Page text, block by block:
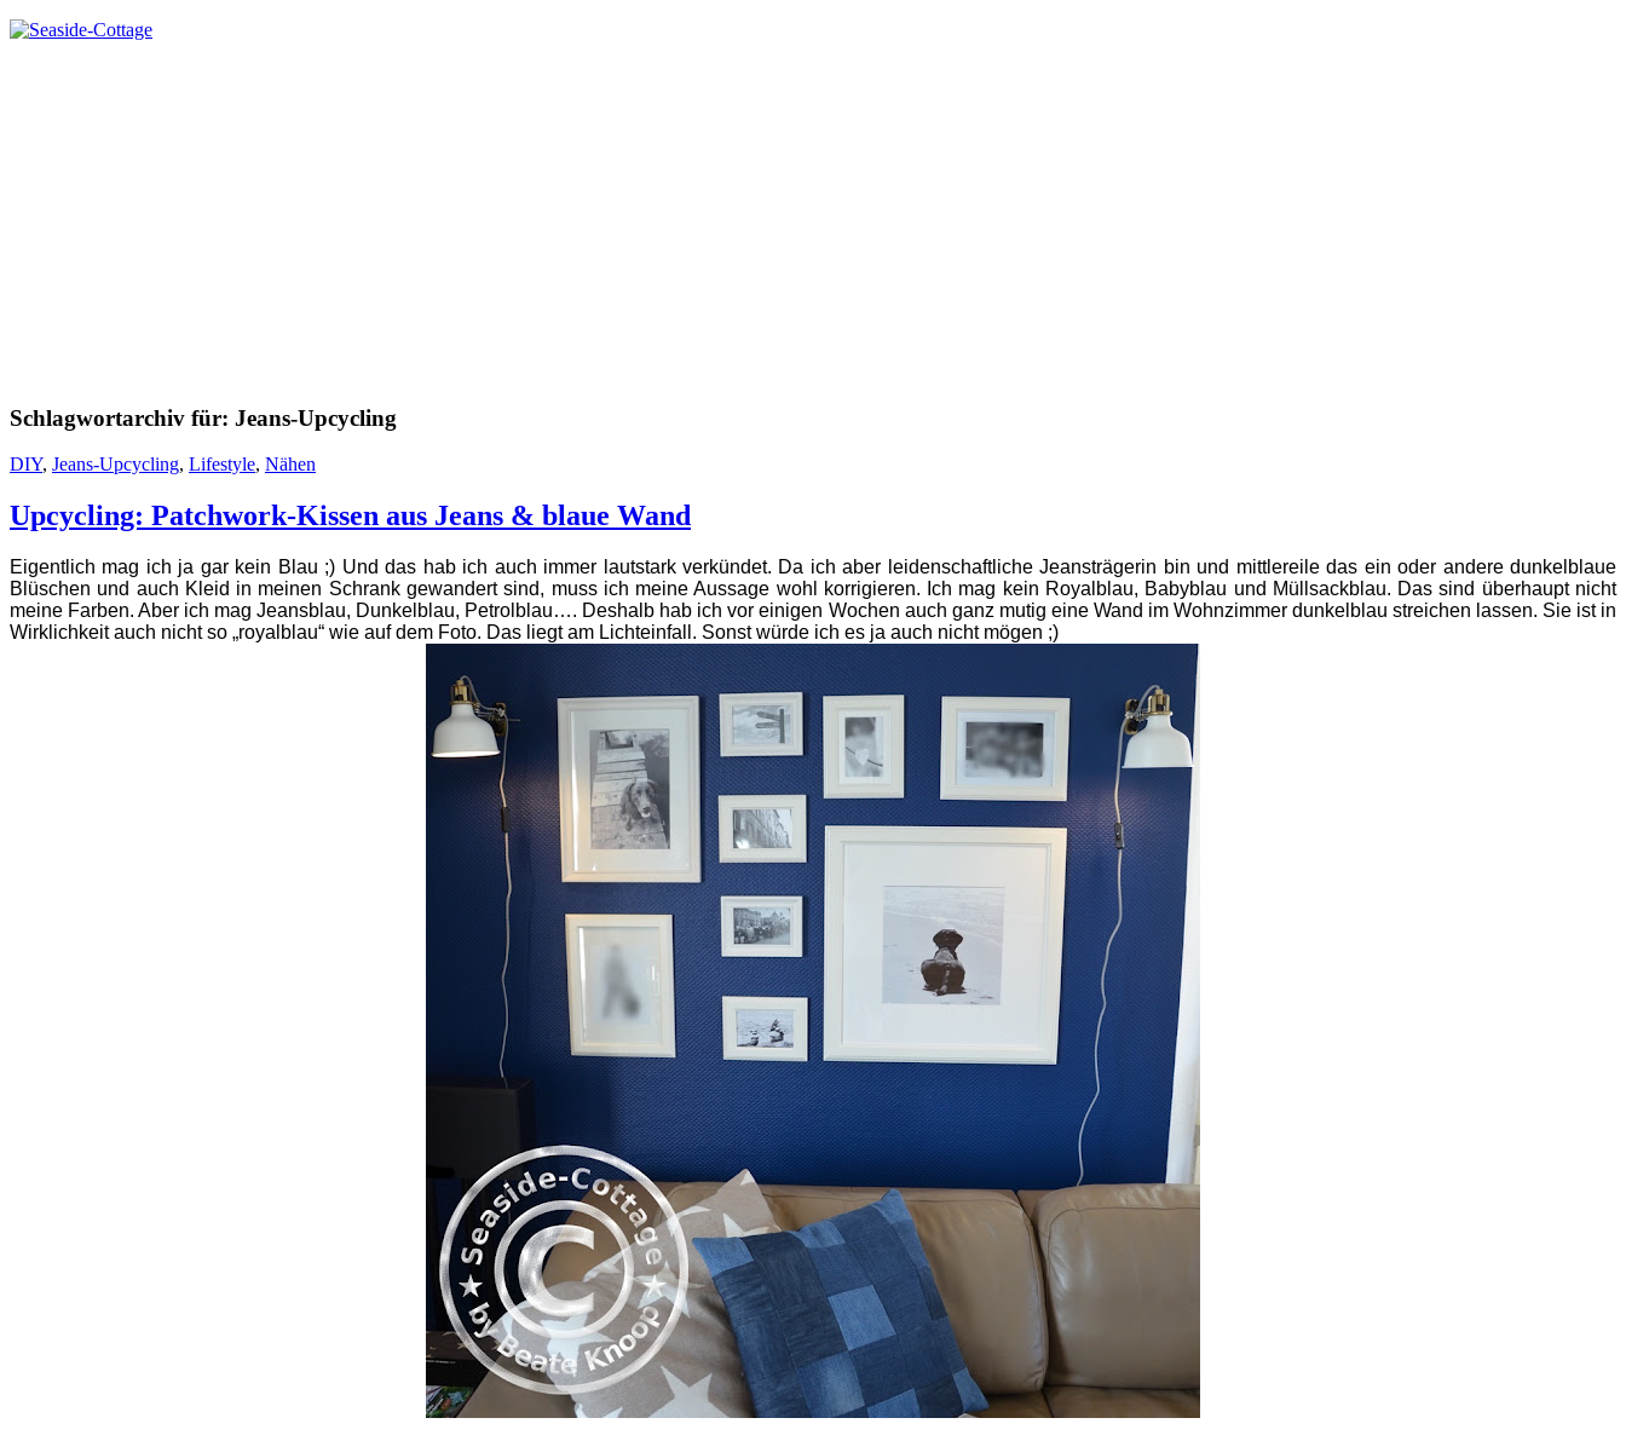
Schlagwortarchiv für: Jeans-Upcycling
DIY, Jeans-Upcycling, Lifestyle, Nähen
Upcycling: Patchwork-Kissen aus Jeans & blaue Wand
Eigentlich mag ich ja gar kein Blau ;) Und das hab ich auch immer lautstark verkündet. Da ich aber leidenschaftliche Jeansträgerin bin und mittlereile das ein oder andere dunkelblaue
Blüschen und auch Kleid in meinen Schrank gewandert sind, muss ich meine Aussage wohl korrigieren. Ich mag kein Royalblau, Babyblau und Müllsackblau. Das sind überhaupt nicht
meine Farben. Aber ich mag Jeansblau, Dunkelblau, Petrolblau…. Deshalb hab ich vor einigen Wochen auch ganz mutig eine Wand im Wohnzimmer dunkelblau streichen lassen. Sie ist in
Wirklichkeit auch nicht so „royalblau“ wie auf dem Foto. Das liegt am Lichteinfall. Sonst würde ich es ja auch nicht mögen ;)